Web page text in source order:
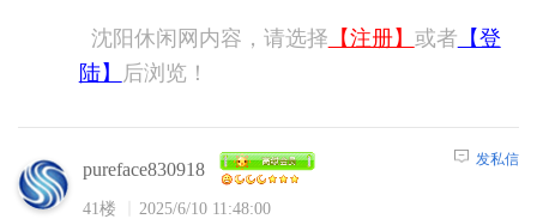
沈阳休闲网内容，请选择 【注册】 或者 【登
陆】
后浏览！
pureface830918
41楼 2025/6/10 11:48:00
发私信